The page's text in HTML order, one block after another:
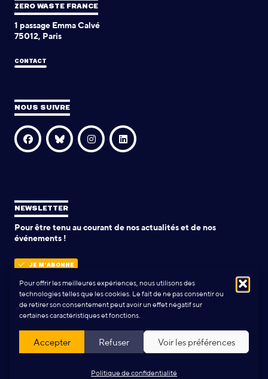
Pour offrir les meilleures expériences, nous utilisons des
technologies telles que les cookies. Le fait de ne pas consentir ou
de retirer son consentement peut avoir un effet négatif sur
certaines caractéristiques et fonctions.
Accepter Refuser Voir les préférences
Politique de confidentialité
ZERO WASTE FRANCE
1 passage Emma Calvé
75012, Paris
CONTACT
NOUS SUIVRE
NEWSLETTER
Pour être tenu au courant de nos actualités et de nos
événements !
JE M'ABONNE
POLITIQUE DE CONFIDENTIALITÉ
Thibaut Caroli